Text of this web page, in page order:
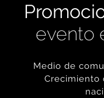
evento
Medio de
Crecimiento